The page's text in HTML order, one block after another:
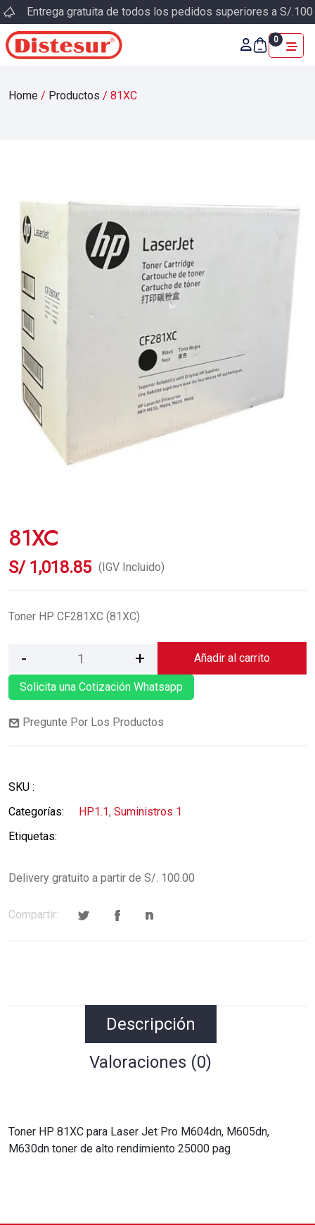
Entrega gratuita de todos los pedidos superiores a S/.100
0
Home / Productos / 81XC
81XC
S/1,018.85 (IGV Incluido)
Toner HP CF281XC (81XC)
Añadir al carrito
Solicita una Cotización Whatsapp
Pregunte Por Los Productos
SKU :
Categorías:
HP1.1, Suministros 1
Etiquetas:
Delivery gratuito a partir de S/. 100.00
Compartir:
Descripción
Valoraciones (0)
Toner HP 81XC para Laser Jet Pro M604dn, M605dn,
M630dn toner de alto rendimiento 25000 pag